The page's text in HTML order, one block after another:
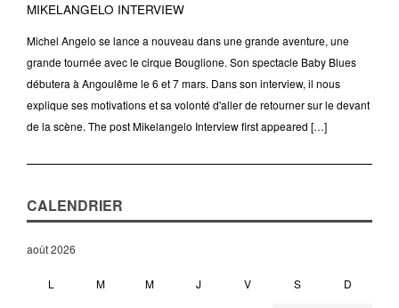
MIKELANGELO INTERVIEW
Michel Angelo se lance a nouveau dans une grande aventure, une
grande tournée avec le cirque Bouglione. Son spectacle Baby Blues
débutera à Angoulême le 6 et 7 mars. Dans son interview, il nous
explique ses motivations et sa volonté d'aller de retourner sur le devant
de la scène. The post Mikelangelo Interview first appeared […]
CALENDRIER
août 2026
L M M J V S D